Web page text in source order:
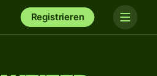
Registrieren